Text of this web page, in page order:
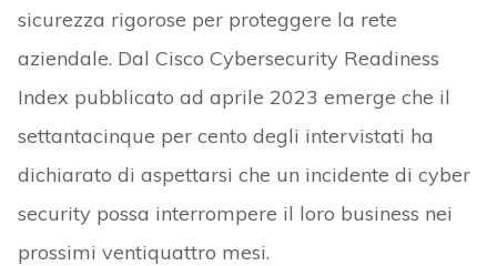
sicurezza rigorose per proteggere la rete
aziendale. Dal Cisco Cybersecurity Readiness
Index pubblicato ad aprile 2023 emerge che il
settantacinque per cento degli intervistati ha
dichiarato di aspettarsi che un incidente di cyber
security possa interrompere il loro business nei
prossimi ventiquattro mesi.